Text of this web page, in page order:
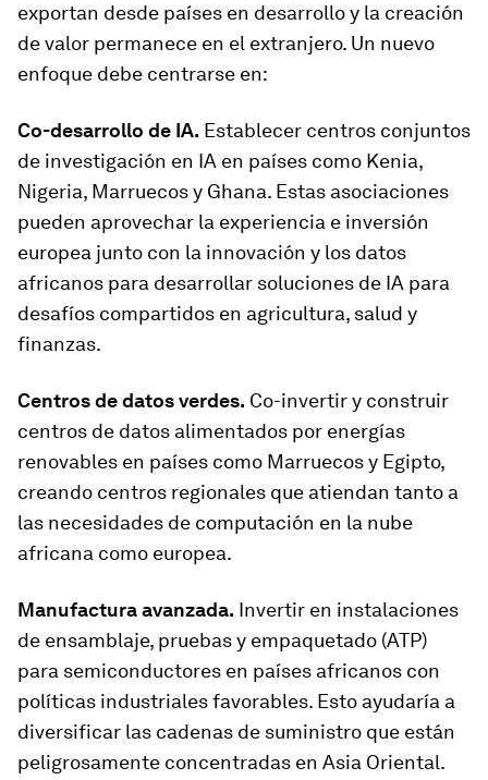
exportan desde países en desarrollo y la creación
de valor permanece en el extranjero. Un nuevo
enfoque debe centrarse en:
Co-desarrollo de IA. Establecer centros conjuntos
de investigación en IA en países como Kenia,
Nigeria, Marruecos y Ghana. Estas asociaciones
pueden aprovechar la experiencia e inversión
europea junto con la innovación y los datos
africanos para desarrollar soluciones de IA para
desafíos compartidos en agricultura, salud y
finanzas.
Centros de datos verdes. Co-invertir y construir
centros de datos alimentados por energías
renovables en países como Marruecos y Egipto,
creando centros regionales que atiendan tanto a
las necesidades de computación en la nube
africana como europea.
Manufactura avanzada. Invertir en instalaciones
de ensamblaje, pruebas y empaquetado (ATP)
para semiconductores en países africanos con
políticas industriales favorables. Esto ayudaría a
diversificar las cadenas de suministro que están
peligrosamente concentradas en Asia Oriental.